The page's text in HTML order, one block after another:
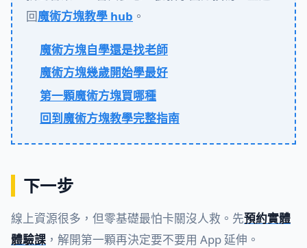
回魔術方塊教學 hub 。
魔術方塊自學還是找老師
魔術方塊幾歲開始學最好
第一顆魔術方塊買哪種
回到魔術方塊教學完整指南
下一步
線上資源很多，但零基礎最怕卡關沒人救。先預約實體
體驗課 ，解開第一顆再決定要不要用 App 延伸。